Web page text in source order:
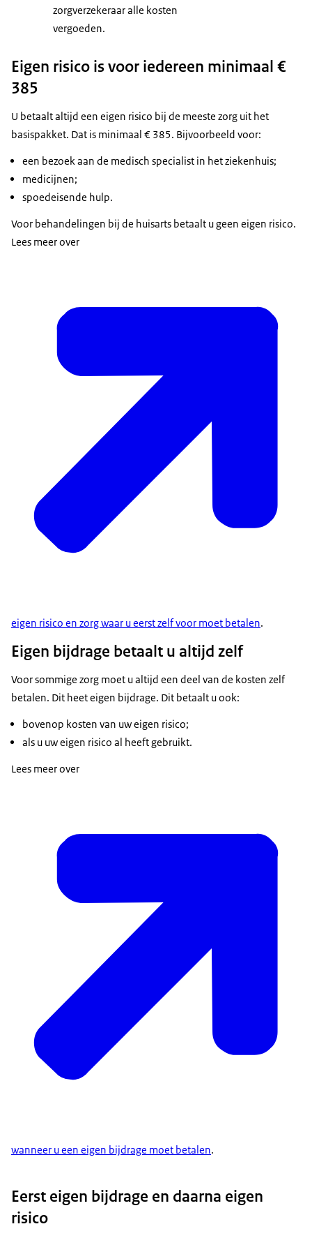
zorgverzekeraar alle kosten
vergoeden.
Eigen risico is voor iedereen minimaal €
385
U betaalt altijd een eigen risico bij de meeste zorg uit het
basispakket. Dat is minimaal € 385. Bijvoorbeeld voor:
een bezoek aan de medisch specialist in het ziekenhuis;
medicijnen;
spoedeisende hulp.
Voor behandelingen bij de huisarts betaalt u geen eigen risico.
Lees meer over
eigen risico en zorg waar u eerst zelf voor moet betalen.
Eigen bijdrage betaalt u altijd zelf
Voor sommige zorg moet u altijd een deel van de kosten zelf
betalen. Dit heet eigen bijdrage. Dit betaalt u ook:
bovenop kosten van uw eigen risico;
als u uw eigen risico al heeft gebruikt.
Lees meer over
wanneer u een eigen bijdrage moet betalen.
Eerst eigen bijdrage en daarna eigen
risico